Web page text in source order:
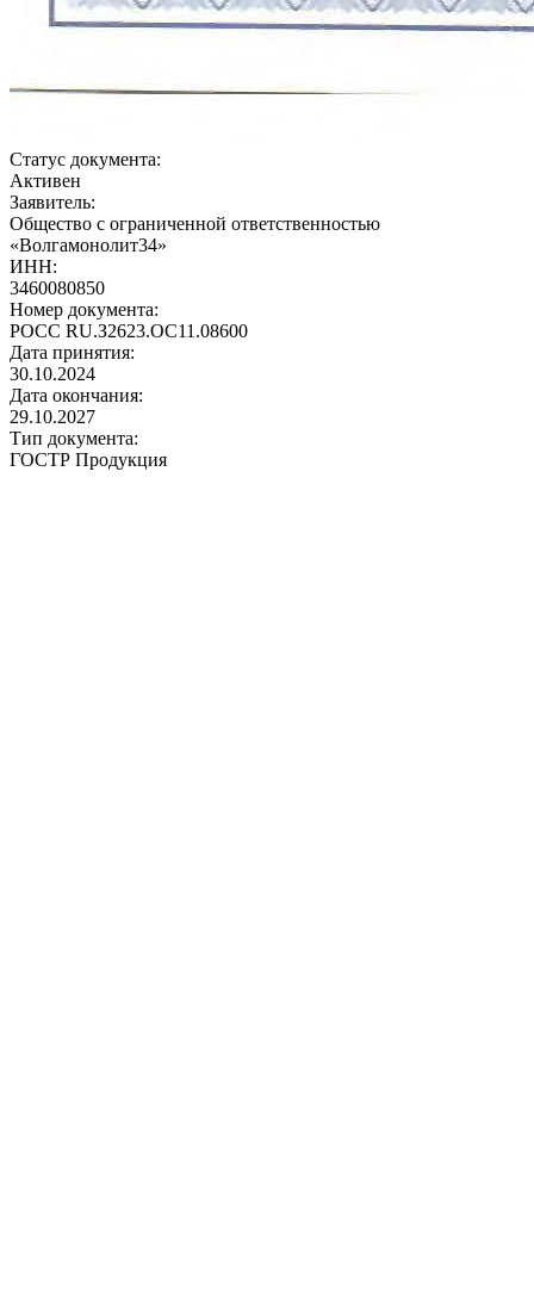
Статус документа:
Активен
Заявитель:
Общество с ограниченной ответственностью
«Волгамонолит34»
ИНН:
3460080850
Номер документа:
РОСС RU.З2623.ОС11.08600
Дата принятия:
30.10.2024
Дата окончания:
29.10.2027
Тип документа:
ГОСТР Продукция